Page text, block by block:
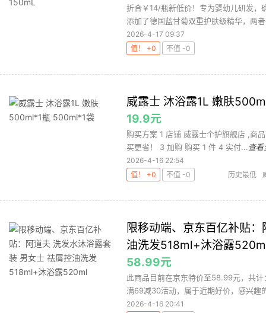
折合￥14/瓶新低价！专为婴幼儿研发，
添加了德国蓝甘菊双重护肤级精华，两
2026-4-17 09:37
值！ +0
不值 -0
威露士 沐浴露1L 嫩肤
19.9元
购买方案 1 店铺 威露士个护旗舰店 ,商
买更省！ 3 加购 购买 1 件 4 实付... 查看
2026-4-16 22:54
值！ +0
不值 -0 历史最低
限移动端、京东百亿补贴
油洗发518ml+沐浴露
58.99元
此商品目前在京东特价至58.99元，共
满69减30活动，属于近期好价，感兴趣
2026-4-16 20:41